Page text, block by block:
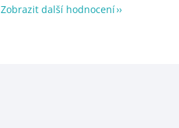
Zobrazit další hodnocení